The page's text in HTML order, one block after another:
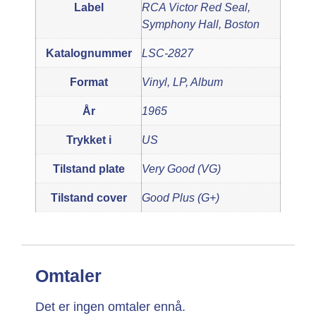
Label
RCA Victor Red Seal,
Symphony Hall, Boston
Katalognummer LSC-2827
Format Vinyl, LP, Album
År 1965
Trykket i US
Tilstand plate Very Good (VG)
Tilstand cover Good Plus (G+)
Omtaler
Det er ingen omtaler ennå.